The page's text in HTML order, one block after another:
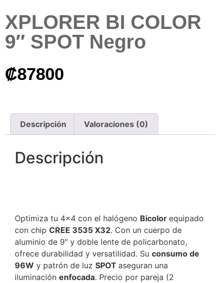
XPLORER BI COLOR
9″ SPOT Negro
₡87800
Descripción Valoraciones (0)
Descripción
Optimiza tu 4×4 con el halógeno Bicolor equipado
con chip CREE 3535 X32. Con un cuerpo de
aluminio de 9″ y doble lente de policarbonato,
ofrece durabilidad y versatilidad. Su consumo de
96W y patrón de luz SPOT aseguran una
iluminación enfocada. Precio por pareja (2